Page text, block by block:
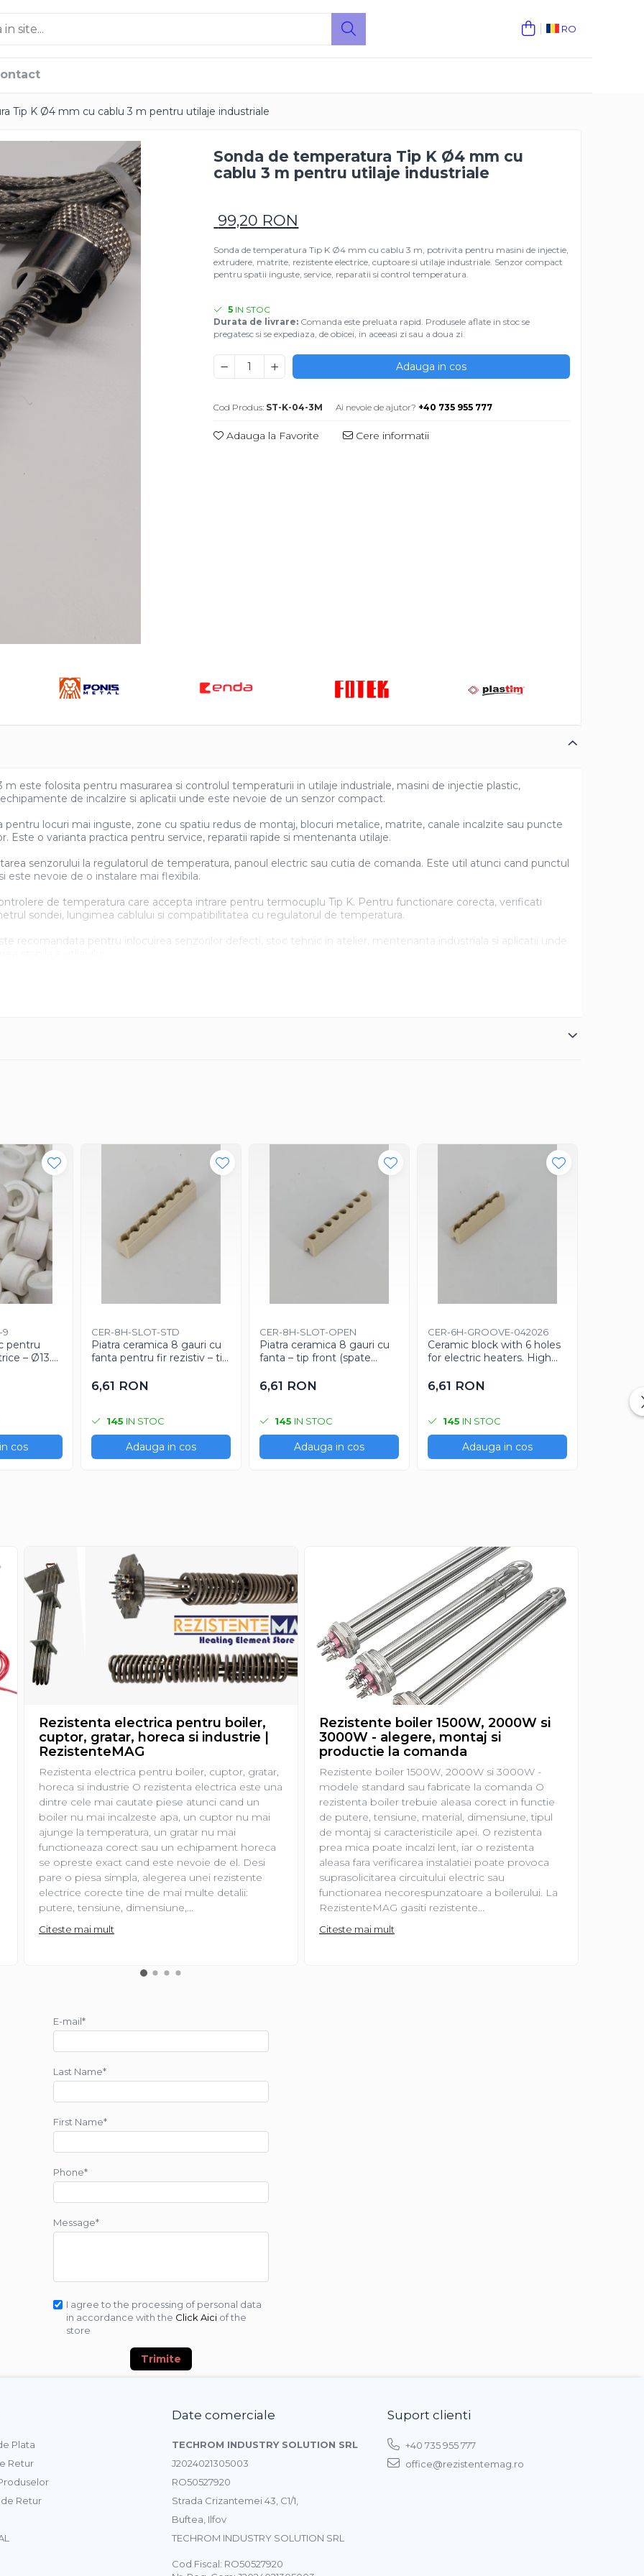
RO
Tip K Ø4 mm cu cablu 3 m pentru utilaje industriale
Sonda de temperatura Tip K Ø4 mm cu
cablu 3 m pentru utilaje industriale
99,20 RON
Sonda de temperatura Tip K Ø4 mm cu cablu 3 m, potrivita pentru masini de injectie,
extrudere, matrite, rezistente electrice, cuptoare si utilaje industriale. Senzor compact
pentru spatii inguste, service, reparatii si control temperatura.
5 IN STOC
Durata de livrare: Comanda este preluata rapid. Produsele aflate in stoc se
pregatesc si se expediaza, de obicei, in aceeasi zi sau a doua zi.
Adauga in cos
Cod Produs: ST-K-04-3M Ai nevoie de ajutor? +40 735 955 777
Adauga la Favorite Cere informatii
este folosita pentru masurarea si controlul temperaturii in utilaje industriale, masini de injectie plastic,
de incalzire si aplicatii unde este nevoie de un senzor compact.
locuri mai inguste, zone cu spatiu redus de montaj, blocuri metalice, matrite, canale incalzite sau puncte
Este o varianta practica pentru service, reparatii rapide si mentenanta utilaje.
senzorului la regulatorul de temperatura, panoul electric sau cutia de comanda. Este util atunci cand punctul
este nevoie de o instalare mai flexibila.
de temperatura care accepta intrare pentru termocuplu Tip K. Pentru functionare corecta, verificati
sondei, lungimea cablului si compatibilitatea cu regulatorul de temperatura.
recomandata pentru inlocuirea senzorilor defecti, stoc tehnic in atelier, mentenanta industriala si aplicatii unde
9
pentru
– Ø13.6
9 mm
cos
CER-8H-SLOT-STD
Piatra ceramica 8 gauri cu
fanta pentru fir rezistiv – tip
6,61 RON
145 IN STOC
Adauga in cos
CER-8H-SLOT-OPEN
Piatra ceramica 8 gauri cu
fanta – tip front (spate
6,61 RON
145 IN STOC
Adauga in cos
CER-6H-GROOVE-042026
Ceramic block with 6 holes
for electric heaters. High
insulator for industrial use.
6,61 RON
145 IN STOC
Adauga in cos
175,26
IN
Rezistenta electrica pentru boiler,
cuptor, gratar, horeca si industrie |
RezistenteMAG
Rezistenta electrica pentru boiler, cuptor, gratar,
horeca si industrie O rezistenta electrica este una
dintre cele mai cautate piese atunci cand un
boiler nu mai incalzeste apa, un cuptor nu mai
ajunge la temperatura, un gratar nu mai
functioneaza corect sau un echipament horeca
se opreste exact cand este nevoie de el. Desi
pare o piesa simpla, alegerea unei rezistente
electrice corecte tine de mai multe detalii:
putere, tensiune, dimensiune,...
Citeste mai mult
Rezistente boiler 1500W, 2000W si
3000W - alegere, montaj si
productie la comanda
Rezistente boiler 1500W, 2000W si 3000W -
modele standard sau fabricate la comanda O
rezistenta boiler trebuie aleasa corect in functie
de putere, tensiune, material, dimensiune, tipul
de montaj si caracteristicile apei. O rezistenta
prea mica poate incalzi lent, iar o rezistenta
aleasa fara verificarea instalatiei poate provoca
suprasolicitarea circuitului electric sau
functionarea necorespunzatoare a boilerului. La
RezistenteMAG gasiti rezistente...
Citeste mai mult
E-mail*
Last Name*
First Name*
Phone*
Message*
I agree to the processing of personal data
in accordance with the Click Aici of the
store
Trimite
Plata
Retur
Retur
Date comerciale
TECHROM INDUSTRY SOLUTION SRL
J2024021305003
RO50527920
Strada Crizantemei 43, C1/1,
Buftea, Ilfov
TECHROM INDUSTRY SOLUTION SRL
Cod Fiscal: RO50527920
Suport clienti
+40 735 955 777
office@rezistentemag.ro